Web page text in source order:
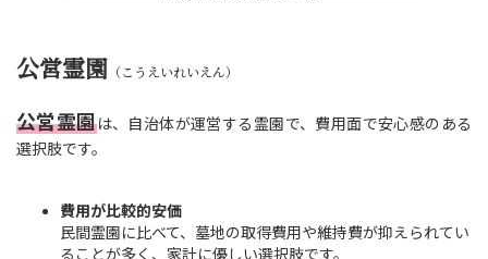
公営霊園 （こうえいれいえん）
公営霊園は、自治体が運営する霊園で、費用面で安心感のある
選択肢です。
費用が比較的安価
民間霊園に比べて、墓地の取得費用や維持費が抑えられてい
ることが多く、家計に優しい選択肢です。